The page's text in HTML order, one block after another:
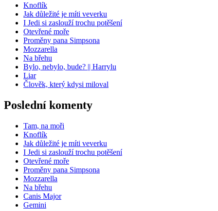
Knoflík
Jak důležité je míti veverku
I Jedi si zaslouží trochu potěšení
Otevřené moře
Proměny pana Simpsona
Mozzarella
Na břehu
Bylo, nebylo, bude? || Harrylu
Liar
Člověk, který kdysi miloval
Poslední komenty
Tam, na moři
Knoflík
Jak důležité je míti veverku
I Jedi si zaslouží trochu potěšení
Otevřené moře
Proměny pana Simpsona
Mozzarella
Na břehu
Canis Major
Gemini